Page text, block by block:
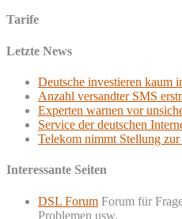
Tarife
Letzte News
Deutsche investieren kaum
Anzahl versandter SMS
Experten warnen vor
Service der deutschen
Telekom nimmt Stellung
Interessante Seiten
DSL Forum Forum für
Problemen usw.